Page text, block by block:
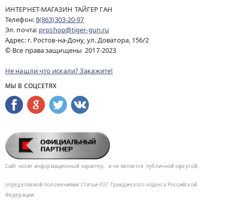
ИНТЕРНЕТ-МАГАЗИН ТАЙГЕР ГАН
Телефон:8(863)303-20-97
Эл. почта: proshop@tiger-gun.ru
Адрес: г. Ростов-на-Дону, ул. Доватора, 156/2
© Все права защищены 2017-2023
Не нашли что искали? Закажите!
МЫ В СОЦСЕТЯХ
Сайт носит информационный характер, и не является публичной офертой,
определяемой положениями Статьи 437 Гражданского кодекса Российской
Федерации.